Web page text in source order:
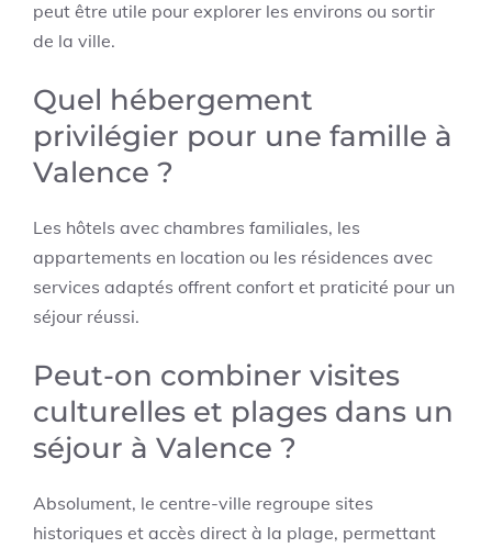
peut être utile pour explorer les environs ou sortir
de la ville.
Quel hébergement
privilégier pour une famille à
Valence ?
Les hôtels avec chambres familiales, les
appartements en location ou les résidences avec
services adaptés offrent confort et praticité pour un
séjour réussi.
Peut-on combiner visites
culturelles et plages dans un
séjour à Valence ?
Absolument, le centre-ville regroupe sites
historiques et accès direct à la plage, permettant